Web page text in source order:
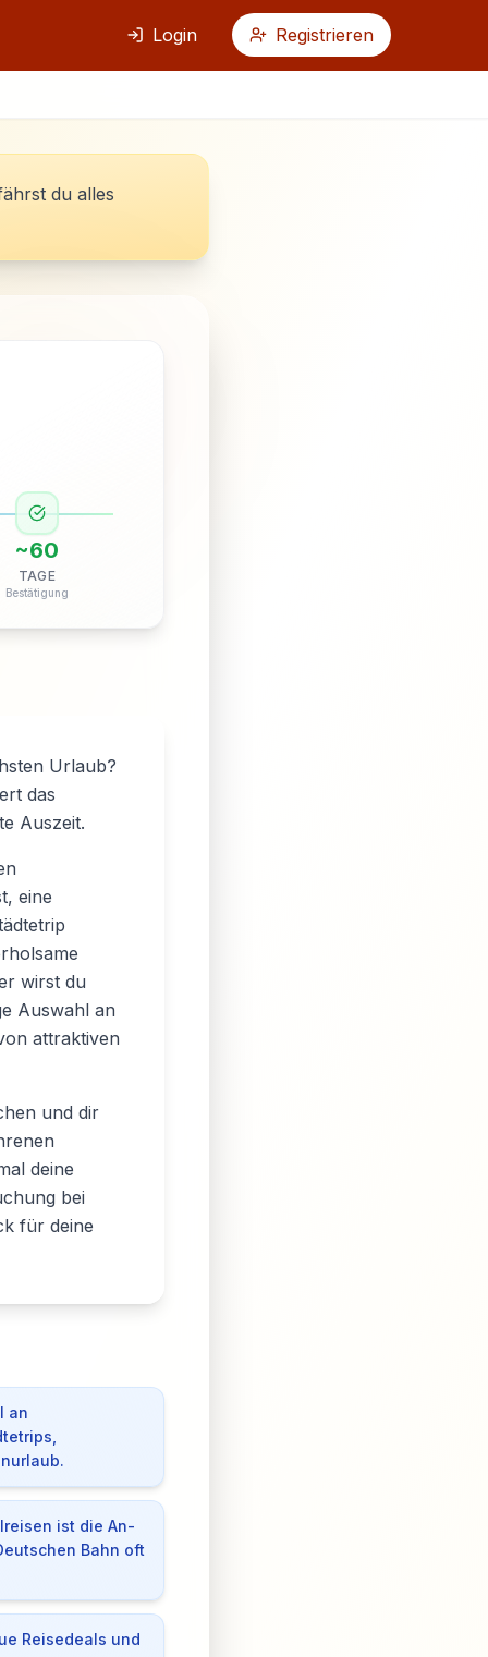
Login Registrieren
du alles
~60
TAGE
Bestätigung
Urlaub?
das
Auszeit.
eine
wirst du
Auswahl an
attraktiven
und dir
deine
bei
für deine
an
ist die An-
Bahn oft
Reisedeals und